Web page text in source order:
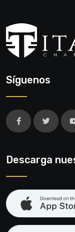
Síguenos
Descarga